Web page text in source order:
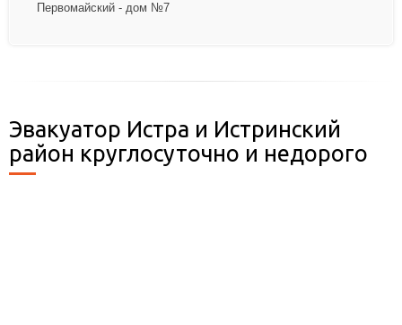
Первомайский - дом №7
Эвакуатор Истра и Истринский
район круглосуточно и недорого